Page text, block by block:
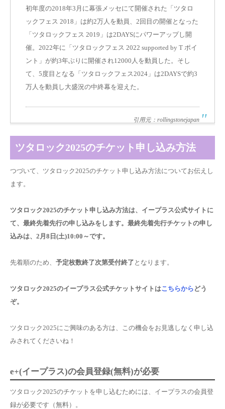
初年度の2018年3月に幕張メッセにて開催された「ツタロ
ックフェス 2018」は約2万人を動員、2回目の開催となった
「ツタロックフェス 2019」は2DAYSにパワーアップし開
催。2022年に「ツタロックフェス 2022 supported by T ポイ
ント」が約3年ぶりに開催され12000人を動員した。そし
て、5度目となる 「ツタロックフェス2024」は2DAYSで約3
万人を動員 し大盛況の中終幕を迎えた。
引用元：rollingstonejapan
ツタロック2025のチケット申し込み方法
つづいて、ツタロック2025のチケット申し込み方法についてお伝えし
ます。
ツタロック2025のチケット申し込み方法は、 イープラス公式サイトに
て、最終先着先行の申し込みをします。最終先着先行チケットの申し
込みは、2月8日(土)10:00～です。
先着順のため、 予定枚数終了次第受付終了 となります。
ツタロック2025のイープラス公式チケットサイトはこちらから どう
ぞ。
ツタロック2025にご興味のある方は、この機会をお見逃しなく申し込
みされてくださいね！
e+(イープラス)の会員登録(無料)が必要
ツタロック2025のチケットを申し込むためには、 イープラスの会員登
録が必要です（無料）。